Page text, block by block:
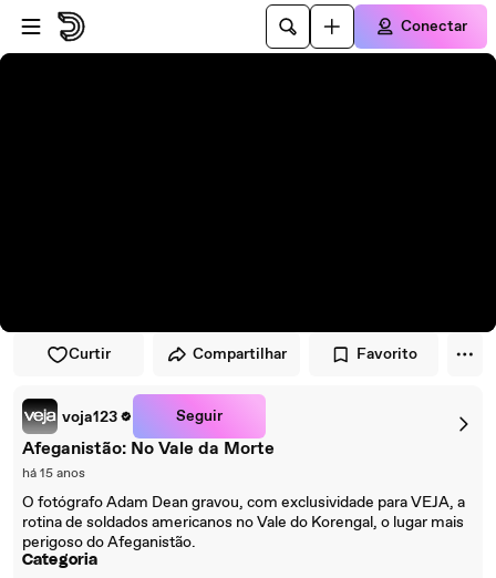
Pular para o player
Ir para o conteúdo principal
Conectar
Curtir Compartilhar Favorito
voja123 Seguir
Afeganistão: No Vale da Morte
há 15 anos
O fotógrafo Adam Dean gravou, com exclusividade para VEJA, a
rotina de soldados americanos no Vale do Korengal, o lugar mais
perigoso do Afeganistão.
Categoria